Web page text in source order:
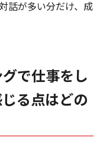
話が多い分だけ、成
で仕事をし
る点はどの